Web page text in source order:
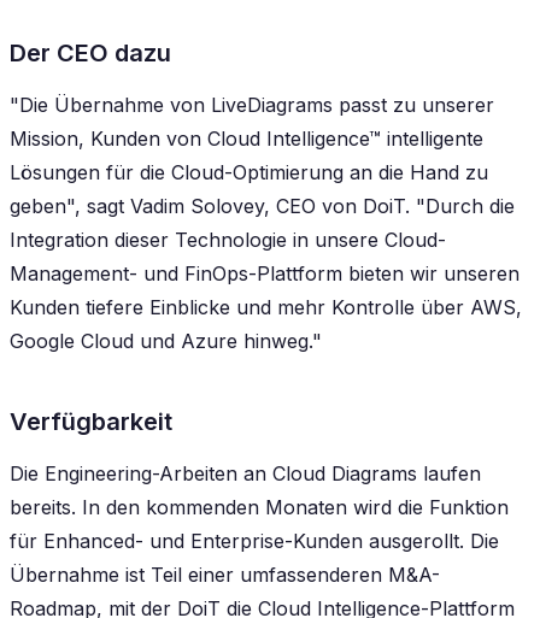
Der CEO dazu
"Die Übernahme von LiveDiagrams passt zu unserer
Mission, Kunden von Cloud Intelligence™ intelligente
Lösungen für die Cloud-Optimierung an die Hand zu
geben", sagt Vadim Solovey, CEO von DoiT. "Durch die
Integration dieser Technologie in unsere Cloud-
Management- und FinOps-Plattform bieten wir unseren
Kunden tiefere Einblicke und mehr Kontrolle über AWS,
Google Cloud und Azure hinweg."
Verfügbarkeit
Die Engineering-Arbeiten an Cloud Diagrams laufen
bereits. In den kommenden Monaten wird die Funktion
für Enhanced- und Enterprise-Kunden ausgerollt. Die
Übernahme ist Teil einer umfassenderen M&A-
Roadmap, mit der DoiT die Cloud Intelligence-Plattform